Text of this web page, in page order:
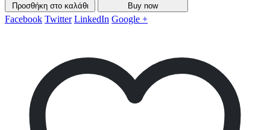
Προσθήκη στο καλάθι
Buy now
Facebook Twitter LinkedIn Google +